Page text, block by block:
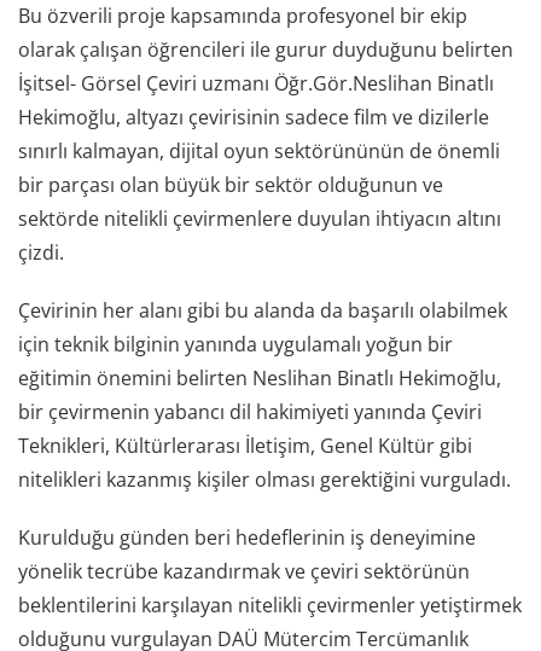
Bu özverili proje kapsamında profesyonel bir ekip
olarak çalışan öğrencileri ile gurur duyduğunu belirten
İşitsel- Görsel Çeviri uzmanı Öğr.Gör.Neslihan Binatlı
Hekimoğlu, altyazı çevirisinin sadece film ve dizilerle
sınırlı kalmayan, dijital oyun sektörününün de önemli
bir parçası olan büyük bir sektör olduğunun ve
sektörde nitelikli çevirmenlere duyulan ihtiyacın altını
çizdi.
Çevirinin her alanı gibi bu alanda da başarılı olabilmek
için teknik bilginin yanında uygulamalı yoğun bir
eğitimin önemini belirten Neslihan Binatlı Hekimoğlu,
bir çevirmenin yabancı dil hakimiyeti yanında Çeviri
Teknikleri, Kültürlerarası İletişim, Genel Kültür gibi
nitelikleri kazanmış kişiler olması gerektiğini vurguladı.
Kurulduğu günden beri hedeflerinin iş deneyimine
yönelik tecrübe kazandırmak ve çeviri sektörünün
beklentilerini karşılayan nitelikli çevirmenler yetiştirmek
olduğunu vurgulayan DAÜ Mütercim Tercümanlık